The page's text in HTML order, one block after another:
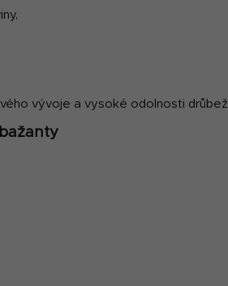
vývoje a vysoké odolnosti